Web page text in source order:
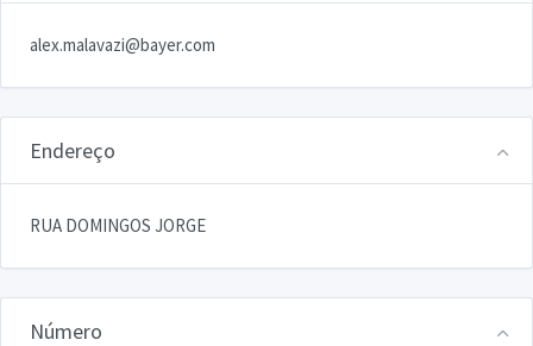
alex.malavazi@bayer.com
Endereço
RUA DOMINGOS JORGE
Número